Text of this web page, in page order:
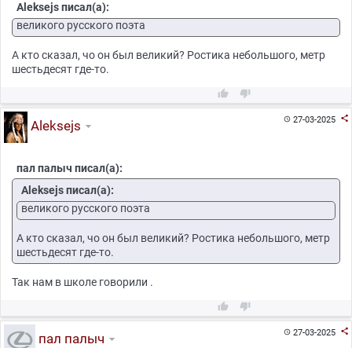
Aleksejs писал(а):
великого русского поэта
А кто сказал, чо он был великий? Ростика небольшого, метр
шестьдесят где-то.
 
27-03-2025 
Aleksejs
пал палыч писал(а):
Aleksejs писал(а):
великого русского поэта
А кто сказал, чо он был великий? Ростика небольшого, метр
шестьдесят где-то.
Так нам в школе говорили .
 
27-03-2025 
пал палыч